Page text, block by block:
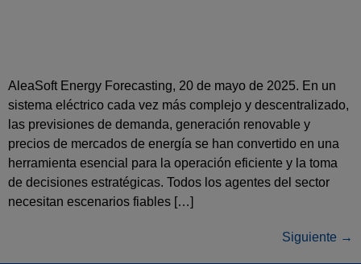
AleaSoft Energy Forecasting, 20 de mayo de 2025. En un
sistema eléctrico cada vez más complejo y descentralizado,
las previsiones de demanda, generación renovable y
precios de mercados de energía se han convertido en una
herramienta esencial para la operación eficiente y la toma
de decisiones estratégicas. Todos los agentes del sector
necesitan escenarios fiables […]
Siguiente →